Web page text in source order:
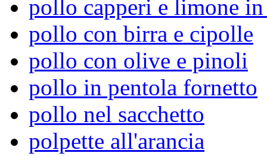
pollo capperi e limone in
pollo con birra e cipolle
pollo con olive e pinoli
pollo in pentola fornetto
pollo nel sacchetto
polpette all'arancia